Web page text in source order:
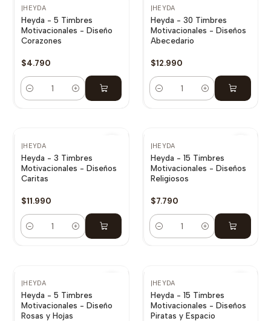
|HEYDA
Heyda - 5 Timbres
Motivacionales - Diseño
Corazones
$4.790
Cantidad
|HEYDA
Heyda - 30 Timbres
Motivacionales - Diseños
Abecedario
$12.990
Cantidad
|HEYDA
Heyda - 3 Timbres
Motivacionales - Diseños
Caritas
$11.990
Cantidad
|HEYDA
Heyda - 15 Timbres
Motivacionales - Diseños
Religiosos
$7.790
Cantidad
|HEYDA
Heyda - 5 Timbres
Motivacionales - Diseño
Rosas y Hojas
|HEYDA
Heyda - 15 Timbres
Motivacionales - Diseños
Piratas y Espacio